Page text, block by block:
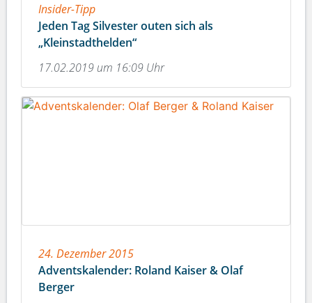
Insider-Tipp
Jeden Tag Silvester outen sich als
„Kleinstadthelden“
17.02.2019 um 16:09 Uhr
24. Dezember 2015
Adventskalender: Roland Kaiser & Olaf
Berger